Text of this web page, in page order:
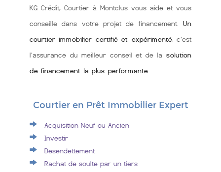
KG Crédit, Courtier à Montclus vous aide et vous
conseille dans votre projet de financement. Un
courtier immobilier certifié et expérimenté, c'est
l'assurance du meilleur conseil et de la solution
de financement la plus performante
Courtier en Prêt Immobilier Expert
Acquisition Neuf ou Ancien
Investir
Desendettement
Rachat de soulte par un tiers